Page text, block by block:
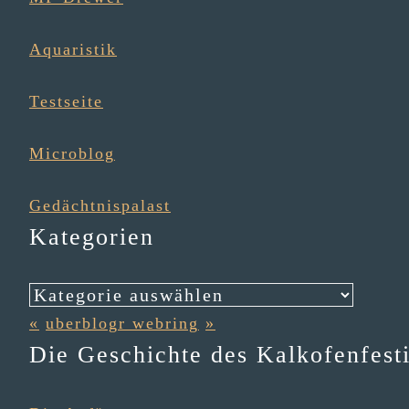
Aqua­ris­tik
Testseite
Micro­blog
Gedächt­nis­pa­last
Kategorien
Kategorien
« uberblogr webring »
Die Geschichte des